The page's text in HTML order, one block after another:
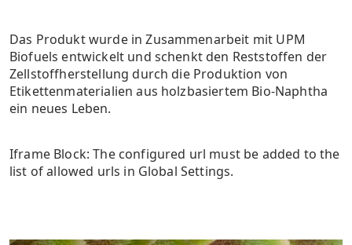
Das Produkt wurde in Zusammenarbeit mit UPM
Biofuels entwickelt und schenkt den Reststoffen der
Zellstoffherstellung durch die Produktion von
Etikettenmaterialien aus holzbasiertem Bio-Naphtha
ein neues Leben.
Iframe Block: The configured url must be added to the
list of allowed urls in Global Settings.